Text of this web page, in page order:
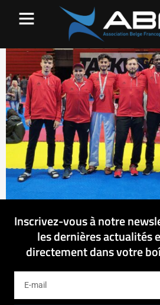
Inscrivez-vous à notre
les dernières actualités
directement dans votre